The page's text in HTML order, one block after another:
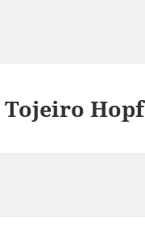
Tojeiro